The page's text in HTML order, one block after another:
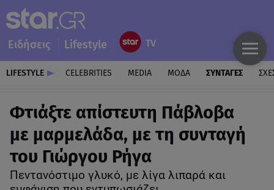
Ειδήσεις Lifestyle
LIFESTYLE CELEBRITIES MEDIA ΜΟΔΑ ΣΥΝΤΑΓΕΣ
Φτιάξτε απίστευτη Πάβλοβα
με μαρμελάδα, με τη συνταγή
του Γιώργου Ρήγα
Πεντανόστιμο γλυκό, με λίγα λιπαρά και